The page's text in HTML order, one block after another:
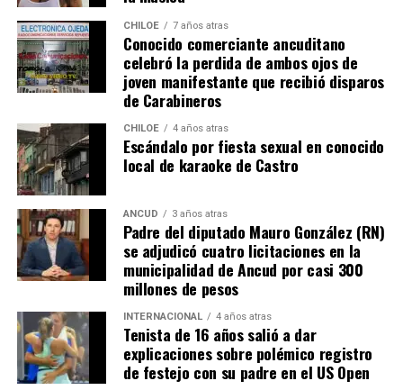
figura fue el guardametas visitante,
quien tuvo tres intervenciones notables.
River buscaba de todas las maneras abrir el marcador,
pero algo siempre se lo impedía. A los 12′ del segundo
tiempo, Nicolás De la Cruz sacó un remate tremendo de
media distancia que llevaba destino de gol, pero que
‘Chiquito’ con un manotazo salvador, mandó al córner.
Luego,Pablo Solari, exjugador de Colo Colo, definió
cruzado y la pelota pegó en el segundo palo. Era un
anticipo de lo ocurriría en los minutos finales.
A los 90+2 minutos, el juez Darío Herrera cobró penal a
favor del elenco ‘millonario’, por una falta contra el
‘Pibe’ Solari quien se anticipó a su marcador.El
colombiano Miguel Borja transformó la pena
máxima en gol
CHILOE 7 años atras
Conocido comerciante ancuditano
celebró la perdida de ambos ojos de
joven manifestante que recibió disparos
de Carabineros
CHILOE 4 años atras
Escándalo por fiesta sexual en conocido
local de karaoke de Castro
ANCUD 3 años atras
Padre del diputado Mauro González (RN)
se adjudicó cuatro licitaciones en la
municipalidad de Ancud por casi 300
millones de pesos
INTERNACIONAL 4 años atras
Tenista de 16 años salió a dar
explicaciones sobre polémico registro
de festejo con su padre en el US Open